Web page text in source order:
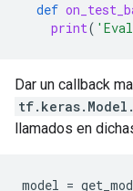
def
print(
Dar un callback
llamados en
model =